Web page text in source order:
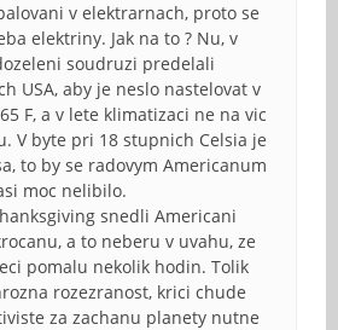
v elektrarnach, proto se
elektriny. Jak na to ? Nu, v
soudruzi predelali
USA, aby je neslo nastelovat v
F, a v lete klimatizaci ne na vic
V byte pri 18 stupnich Celsia je
to by se radovym Americanum
moc nelibilo.
snedli Americani
a to neberu v uvahu, ze
pomalu nekolik hodin. Tolik
rozezranost, krici chude
za zachanu planety nutne